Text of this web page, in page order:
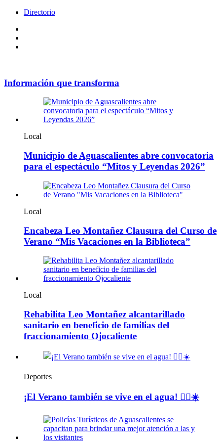
Directorio
Información que transforma
Local
Municipio de Aguascalientes abre convocatoria
para el espectáculo “Mitos y Leyendas 2026”
Local
Encabeza Leo Montañez Clausura del Curso de
Verano “Mis Vacaciones en la Biblioteca”
Local
Rehabilita Leo Montañez alcantarillado
sanitario en beneficio de familias del
fraccionamiento Ojocaliente
Deportes
¡El Verano también se vive en el agua! 🏊‍♀️☀️